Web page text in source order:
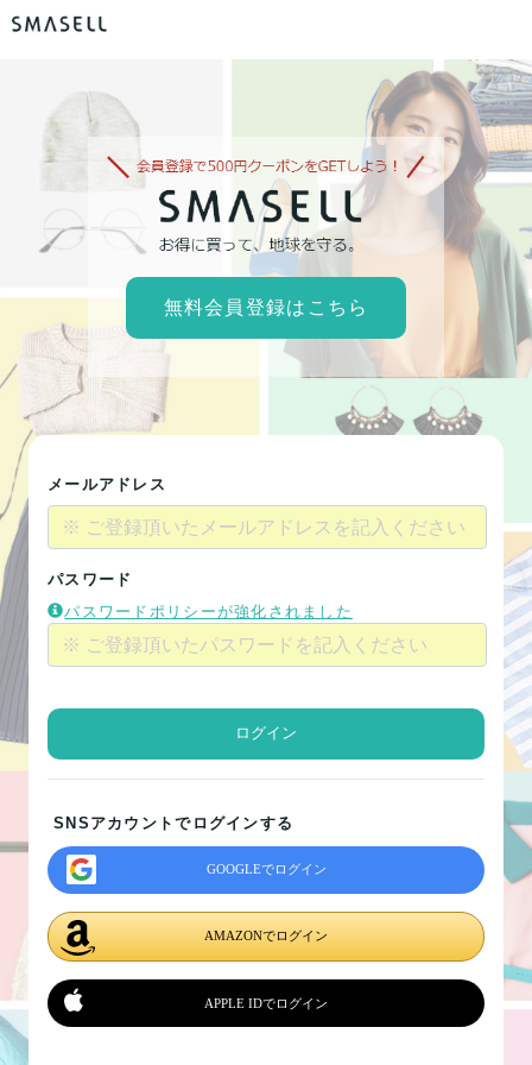
無料会員登録はこちら
メールアドレス
パスワード
パスワードポリシーが強化されました
ログイン
SNSアカウントでログインする
GOOGLEでログイン
AMAZONでログイン
APPLE IDでログイン